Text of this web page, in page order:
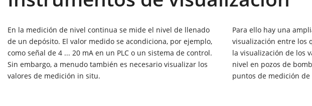
En la medición de nivel continua se mide el nivel de llenado
de un depósito. El valor medido se acondiciona, por ejemplo,
como señal de 4 ... 20 mA en un PLC o un sistema de control.
Sin embargo, a menudo también es necesario visualizar los
valores de medición in situ.
Para ello hay una
visualización entre los
la visualización de los
nivel en pozos de
puntos de medición de